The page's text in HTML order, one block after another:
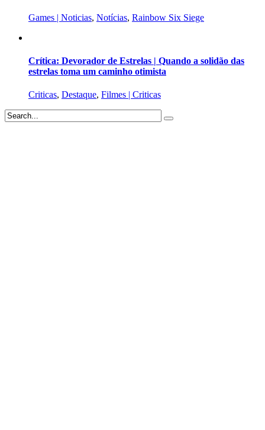
Games | Noticias, Notícias, Rainbow Six Siege
Crítica: Devorador de Estrelas | Quando a solidão das
estrelas toma um caminho otimista
Criticas, Destaque, Filmes | Criticas